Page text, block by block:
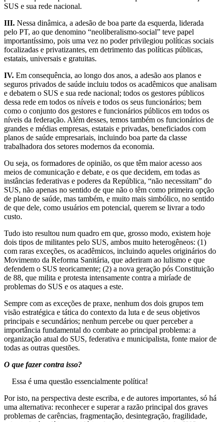
SUS e sua rede nacional.
III. Nessa dinâmica, a adesão de boa parte da esquerda, liderada
pelo PT, ao que denomino “neoliberalismo-social” teve papel
importantíssimo, pois uma vez no poder privilegiou políticas sociais
focalizadas e privatizantes, em detrimento das políticas públicas,
estatais, universais e gratuitas.
IV. Em consequência, ao longo dos anos, a adesão aos planos e
seguros privados de saúde incluiu todos os acadêmicos que analisam
e debatem o SUS e sua rede nacional; todos os gestores públicos
dessa rede em todos os níveis e todos os seus funcionários; bem
como o conjunto dos gestores e funcionários públicos em todos os
níveis da federação. Além desses, temos também os funcionários de
grandes e médias empresas, estatais e privadas, beneficiados com
planos de saúde empresariais, incluindo boa parte da classe
trabalhadora dos setores modernos da economia.
Ou seja, os formadores de opinião, os que têm maior acesso aos
meios de comunicação e debate, e os que decidem, em todas as
instâncias federativas e poderes da República, “não necessitam” do
SUS, não apenas no sentido de que não o têm como primeira opção
de plano de saúde, mas também, e muito mais simbólico, no sentido
de que dele, como usuários em potencial, querem se livrar a todo
custo.
Tudo isto resultou num quadro em que, grosso modo, existem hoje
dois tipos de militantes pelo SUS, ambos muito heterogêneos: (1)
com raras exceções, os acadêmicos, incluindo aqueles originários do
Movimento da Reforma Sanitária, que aderiram ao lulismo e que
defendem o SUS teoricamente; (2) a nova geração pós Constituição
de 88, que milita e protesta intensamente contra a miríade de
problemas do SUS e os ataques a este.
Sempre com as exceções de praxe, nenhum dos dois grupos tem
visão estratégica e tática do contexto da luta e de seus objetivos
principais e secundários; nenhum percebe ou quer perceber a
importância fundamental do combate ao principal problema: a
organização atual do SUS, federativa e municipalista, fonte maior de
todas as outras questões.
O que fazer contra isso?
Essa é uma questão essencialmente política!
Por isto, na perspectiva deste escriba, e de autores importantes, só há
uma alternativa: reconhecer e superar a razão principal dos graves
problemas de carências, fragmentação, desintegração, fragilidade,